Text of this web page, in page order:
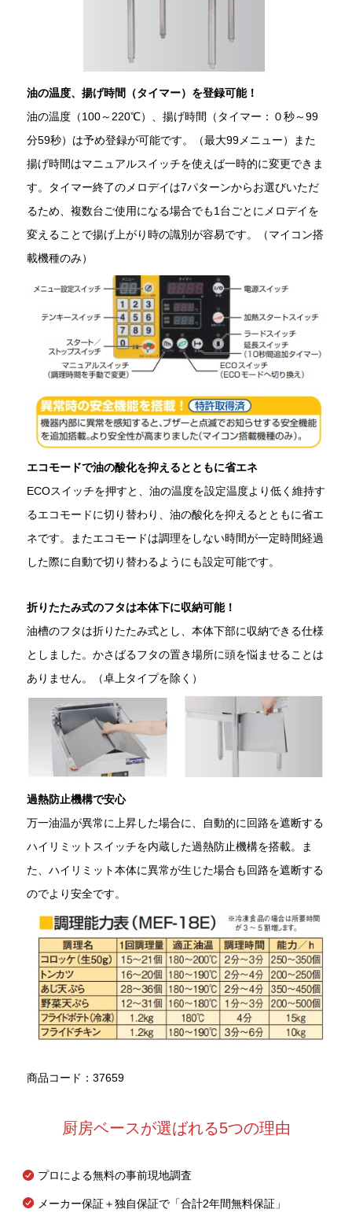
油の温度、揚げ時間（タイマー）を登録可能！
油の温度（100～220℃）、揚げ時間（タイマー：０秒～99
分59秒）は予め登録が可能です。（最大99メニュー）また
揚げ時間はマニュアルスイッチを使えば一時的に変更できま
す。タイマー終了のメロデイは7パターンからお選びいただ
るため、複数台ご使用になる場合でも1台ごとにメロデイを
変えることで揚げ上がり時の識別が容易です。（マイコン搭
載機種のみ）
エコモードで油の酸化を抑えるとともに省エネ
ECOスイッチを押すと、油の温度を設定温度より低く維持す
るエコモードに切り替わり、油の酸化を抑えるとともに省エ
ネです。またエコモードは調理をしない時間が一定時間経過
した際に自動で切り替わるようにも設定可能です。
折りたたみ式のフタは本体下に収納可能！
油槽のフタは折りたたみ式とし、本体下部に収納できる仕様
としました。かさばるフタの置き場所に頭を悩ませることは
ありません。（卓上タイプを除く）
過熱防止機構で安心
万一油温が異常に上昇した場合に、自動的に回路を遮断する
ハイリミットスイッチを内蔵した過熱防止機構を搭載。ま
た、ハイリミット本体に異常が生じた場合も回路を遮断する
のでより安全です。
商品コード：37659
厨房ベースが選ばれる5つの理由
プロによる無料の事前現地調査
メーカー保証＋独自保証で「合計2年間無料保証」